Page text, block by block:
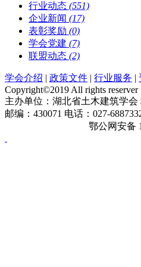
行业动态 (551)
企业新闻 (17)
表彰奖励 (0)
学会党建 (7)
联盟动态 (2)
学会介绍 | 政策文件 | 行业服务 |
Copyright©2019 All rights reserver
主办单位：湖北省土木建筑学
邮编：430071 电话：027-
鄂公网安备